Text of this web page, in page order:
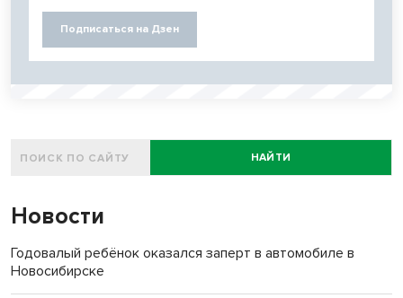
Подписаться на Дзен
НАЙТИ
Новости
Годовалый ребёнок оказался заперт в автомобиле в
Новосибирске